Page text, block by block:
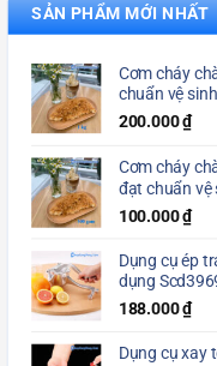
SẢN PHẨM MỚI NHẤT
Cơm cháy
chuẩn vệ
200.000₫
Cơm cháy
đạt chuẩn vệ
100.000₫
Dụng cụ ép
dụng
188.000₫
Dụng cụ xay